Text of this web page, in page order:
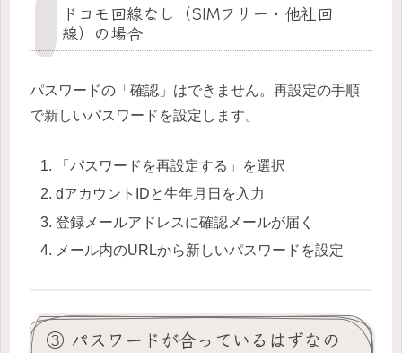
ドコモ回線なし（SIMフリー・他社回
線）の場合
パスワードの「確認」はできません。再設定の手順
で新しいパスワードを設定します。
「パスワードを再設定する」を選択
dアカウントIDと生年月日を入力
登録メールアドレスに確認メールが届く
メール内のURLから新しいパスワードを設定
③ パスワードが合っているはずなの